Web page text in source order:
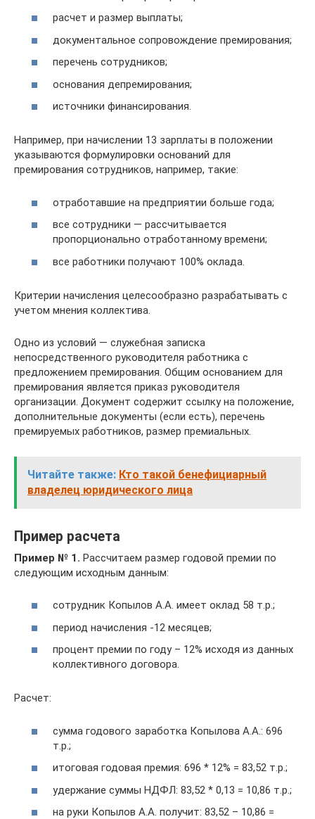
расчет и размер выплаты;
документальное сопровождение премирования;
перечень сотрудников;
основания депремирования;
источники финансирования.
Например, при начислении 13 зарплаты в положении
указываются формулировки оснований для
премирования сотрудников, например, такие:
отработавшие на предприятии больше года;
все сотрудники — рассчитывается
пропорционально отработанному времени;
все работники получают 100% оклада.
Критерии начисления целесообразно разрабатывать с
учетом мнения коллектива.
Одно из условий — служебная записка
непосредственного руководителя работника с
предложением премирования. Общим основанием для
премирования является приказ руководителя
организации. Документ содержит ссылку на положение,
дополнительные документы (если есть), перечень
премируемых работников, размер премиальных.
Читайте также: Кто такой бенефициарный
владелец юридического лица
Пример расчета
Пример № 1. Рассчитаем размер годовой премии по
следующим исходным данным:
сотрудник Копылов А.А. имеет оклад 58 т.р.;
период начисления -12 месяцев;
процент премии по году – 12% исходя из данных
коллективного договора.
Расчет:
сумма годового заработка Копылова А.А.: 696
т.р.;
итоговая годовая премия: 696 * 12% = 83,52 т.р.;
удержание суммы НДФЛ: 83,52 * 0,13 = 10,86 т.р.;
на руки Копылов А.А. получит: 83,52 – 10,86 =